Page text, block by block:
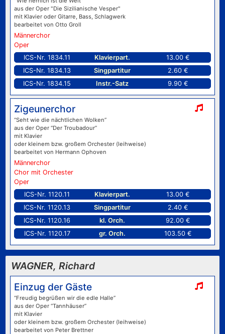
aus der Oper "Die Sizilianische Vesper"
mit Klavier oder Gitarre, Bass, Schlagwerk
bearbeitet von Otto Groll
Männerchor
Oper
ICS-Nr. 1834.11
Klavierpart.
13.00 €
ICS-Nr. 1834.13
Singpartitur
2.60 €
ICS-Nr. 1834.15
Instr.-Satz 9.90 €
Zigeunerchor
“Seht wie die nächtlichen Wolken”
aus der Oper “Der Troubadour”
mit Klavier
oder kleinem bzw. großem Orchester (leihweise)
bearbeitet von Hermann Ophoven
Männerchor
Chor mit Orchester
Oper
ICS-Nr. 1120.11
Klavierpart.
13.00 €
ICS-Nr. 1120.13
Singpartitur
2.40 €
ICS-Nr. 1120.16
kl. Orch.
92.00 €
ICS-Nr. 1120.17
gr. Orch. 103.50 €
WAGNER, Richard
Einzug der Gäste
“Freudig begrüßen wir die edle Halle”
aus der Oper “Tannhäuser”
mit Klavier
oder kleinem bzw. großem Orchester (leihweise)
bearbeitet von Peter Brettner